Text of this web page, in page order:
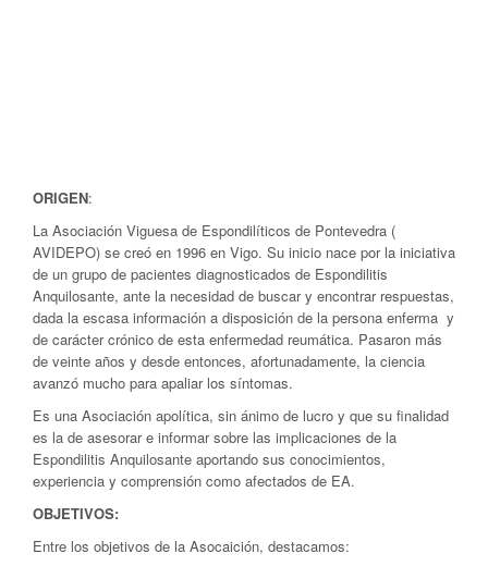
ORIGEN:
La Asociación Viguesa de Espondilíticos de Pontevedra (
AVIDEPO) se creó en 1996 en Vigo. Su inicio nace por la iniciativa
de un grupo de pacientes diagnosticados de Espondilitis
Anquilosante, ante la necesidad de buscar y encontrar respuestas,
dada la escasa información a disposición de la persona enferma y
de carácter crónico de esta enfermedad reumática. Pasaron más
de veinte años y desde entonces, afortunadamente, la ciencia
avanzó mucho para apaliar los síntomas.
Es una Asociación apolítica, sin ánimo de lucro y que su finalidad
es la de asesorar e informar sobre las implicaciones de la
Espondilitis Anquilosante aportando sus conocimientos,
experiencia y comprensión como afectados de EA.
OBJETIVOS:
Entre los objetivos de la Asocaición, destacamos: